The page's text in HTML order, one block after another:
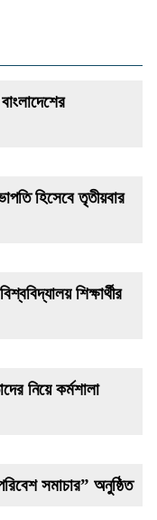
হিসেবে তৃতীয়বার
শিক্ষার্থীর
নিয়ে কর্মশালা
সমাচার” অনুষ্ঠিত